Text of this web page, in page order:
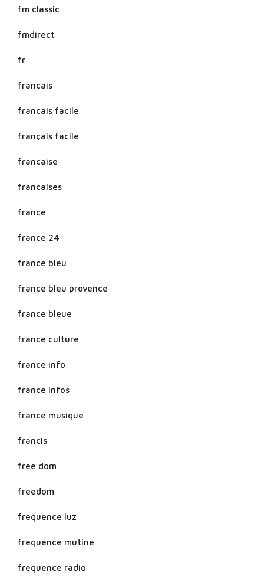
fm classic
fmdirect
fr
francais
francais facile
français facile
francaise
francaises
france
france 24
france bleu
france bleu provence
france bleue
france culture
france info
france infos
france musique
francis
free dom
freedom
frequence luz
frequence mutine
frequence radio